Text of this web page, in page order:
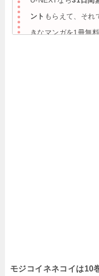
ント もらえて、それ
きなマンガを1冊無
モジコイネネコイは10